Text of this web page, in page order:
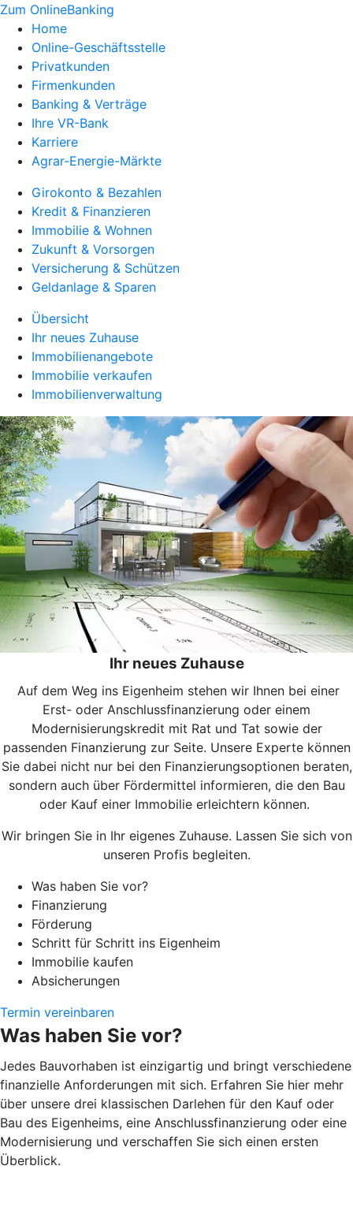
Zum OnlineBanking
Home
Online-Geschäftsstelle
Privatkunden
Firmenkunden
Banking & Verträge
Ihre VR-Bank
Karriere
Agrar-Energie-Märkte
Girokonto & Bezahlen
Kredit & Finanzieren
Immobilie & Wohnen
Zukunft & Vorsorgen
Versicherung & Schützen
Geldanlage & Sparen
Übersicht
Ihr neues Zuhause
Immobilienangebote
Immobilie verkaufen
Immobilienverwaltung
Ihr neues Zuhause
Auf dem Weg ins Eigenheim stehen wir Ihnen bei einer
Erst- oder Anschlussfinanzierung oder einem
Modernisierungskredit mit Rat und Tat sowie der
passenden Finanzierung zur Seite. Unsere Experte können
Sie dabei nicht nur bei den Finanzierungsoptionen beraten,
sondern auch über Fördermittel informieren, die den Bau
oder Kauf einer Immobilie erleichtern können.
Wir bringen Sie in Ihr eigenes Zuhause. Lassen Sie sich von
unseren Profis begleiten.
Was haben Sie vor?
Finanzierung
Förderung
Schritt für Schritt ins Eigenheim
Immobilie kaufen
Absicherungen
Termin vereinbaren
Was haben Sie vor?
Jedes Bauvorhaben ist einzigartig und bringt verschiedene
finanzielle Anforderungen mit sich. Erfahren Sie hier mehr
über unsere drei klassischen Darlehen für den Kauf oder
Bau des Eigenheims, eine Anschlussfinanzierung oder eine
Modernisierung und verschaffen Sie sich einen ersten
Überblick.